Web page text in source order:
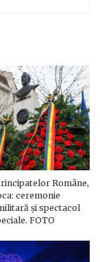
Române,
ceremonie
și spectacol
FOTO